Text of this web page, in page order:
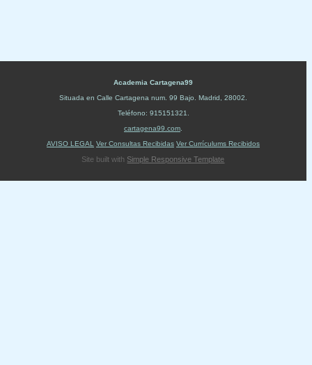
Academia Cartagena99
Situada en Calle Cartagena num. 99 Bajo Madrid 28002
Teléfono: 915151321
cartagena99.com
AVISO LEGAL
Ver Consultas Recibidas Ver Currículums Recibidos
Site built with Simple Responsive Template